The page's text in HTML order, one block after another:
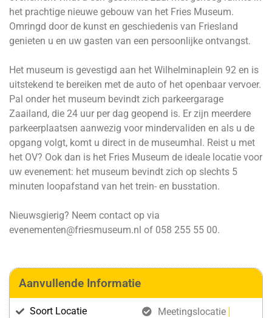
het prachtige nieuwe gebouw van het Fries Museum.
Omringd door de kunst en geschiedenis van Friesland
genieten u en uw gasten van een persoonlijke ontvangst.
Het museum is gevestigd aan het Wilhelminaplein 92 en is
uitstekend te bereiken met de auto of het openbaar vervoer.
Pal onder het museum bevindt zich parkeergarage
Zaailand, die 24 uur per dag geopend is. Er zijn meerdere
parkeerplaatsen aanwezig voor mindervaliden en als u de
opgang volgt, komt u direct in de museumhal. Reist u met
het OV? Ook dan is het Fries Museum de ideale locatie voor
uw evenement: het museum bevindt zich op slechts 5
minuten loopafstand van het trein- en busstation.
Nieuwsgierig? Neem contact op via
evenementen@friesmuseum.nl of 058 255 55 00.
Aanvullende Informatie
Soort Locatie
Meetingslocatie